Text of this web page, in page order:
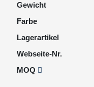
Gewicht
Farbe
Lagerartikel
Webseite-Nr.
MOQ